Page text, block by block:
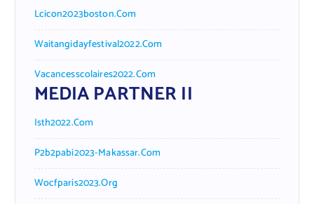
Lcicon2023boston.com
Waitangidayfestival2022.com
Vacancesscolaires2022.com
MEDIA PARTNER II
Isth2022.com
P2b2pabi2023-Makassar.com
Wocfparis2023.org